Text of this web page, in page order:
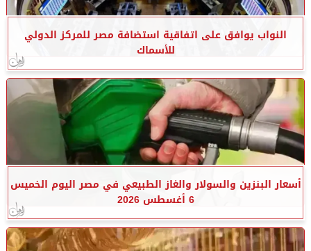
النواب يوافق على اتفاقية استضافة مصر للمركز الدولي
للأسماك
أسعار البنزين والسولار والغاز الطبيعي في مصر اليوم الخميس
6 أغسطس 2026